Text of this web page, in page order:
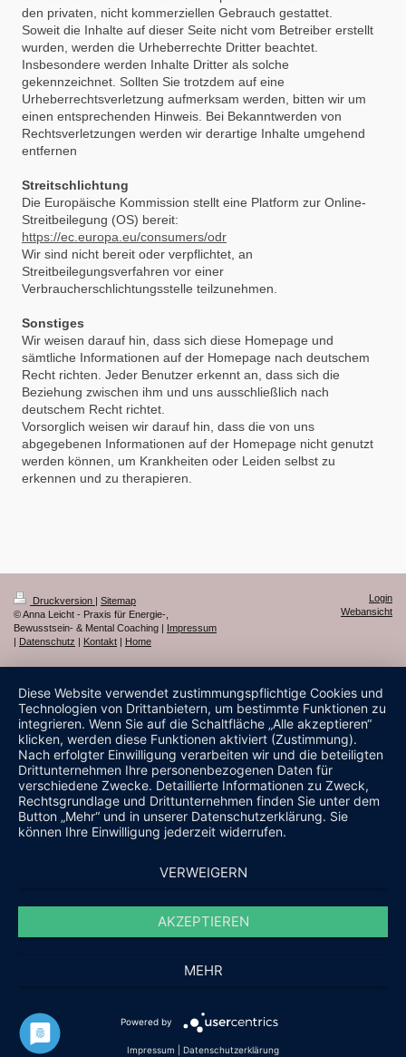
den privaten, nicht kommerziellen Gebrauch gestattet.
Soweit die Inhalte auf dieser Seite nicht vom Betreiber erstellt
wurden, werden die Urheberrechte Dritter beachtet.
Insbesondere werden Inhalte Dritter als solche
gekennzeichnet. Sollten Sie trotzdem auf eine
Urheberrechtsverletzung aufmerksam werden, bitten wir um
einen entsprechenden Hinweis. Bei Bekanntwerden von
Rechtsverletzungen werden wir derartige Inhalte umgehend
entfernen
Streitschlichtung
Die Europäische Kommission stellt eine Platform zur Online-
Streitbeilegung (OS) bereit:
https://ec.europa.eu/consumers/odr
Wir sind nicht bereit oder verpflichtet, an
Streitbeilegungsverfahren vor einer
Verbraucherschlichtungsstelle teilzunehmen.
Sonstiges
Wir weisen darauf hin, dass sich diese Homepage und
sämtliche Informationen auf der Homepage nach deutschem
Recht richten. Jeder Benutzer erkennt an, dass sich die
Beziehung zwischen ihm und uns ausschließlich nach
deutschem Recht richtet.
Vorsorglich weisen wir darauf hin, dass die von uns
abgegebenen Informationen auf der Homepage nicht genutzt
werden können, um Krankheiten oder Leiden selbst zu
erkennen und zu therapieren.
Druckversion
Sitemap
© Anna Leicht - Praxis für Energie-,
Bewusstsein- & Mental Coaching |
Impressum
Datenschutz Kontakt Home
Login
Webansicht
Diese Website verwendet zustimmungspflichtige Cookies und
Technologien von Drittanbietern, um bestimmte Funktionen zu
integrieren. Wenn Sie auf die Schaltfläche „Alle akzeptieren“
klicken, werden diese Funktionen aktiviert (Zustimmung).
Nach erfolgter Einwilligung verarbeiten wir und die beteiligten
Drittunternehmen Ihre personenbezogenen Daten für
verschiedene Zwecke. Detaillierte Informationen zu Zweck,
Rechtsgrundlage und Drittunternehmen finden Sie unter dem
Button „Mehr“ und in unserer Datenschutzerklärung. Sie
können Ihre Einwilligung jederzeit widerrufen.
VERWEIGERN
AKZEPTIEREN
MEHR
Powered by
Impressum Datenschutzerklärung